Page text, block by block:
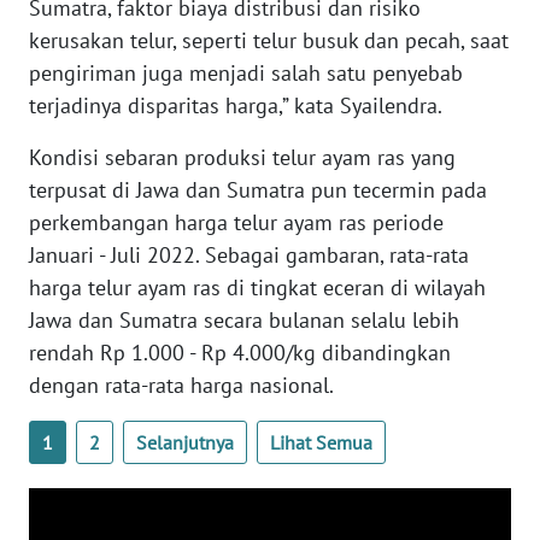
Sumatra, faktor biaya distribusi dan risiko
kerusakan telur, seperti telur busuk dan pecah, saat
pengiriman juga menjadi salah satu penyebab
terjadinya disparitas harga,” kata Syailendra.
Kondisi sebaran produksi telur ayam ras yang
terpusat di Jawa dan Sumatra pun tecermin pada
perkembangan harga telur ayam ras periode
Januari - Juli 2022. Sebagai gambaran, rata-rata
harga telur ayam ras di tingkat eceran di wilayah
Jawa dan Sumatra secara bulanan selalu lebih
rendah Rp 1.000 - Rp 4.000/kg dibandingkan
dengan rata-rata harga nasional.
1 2 Selanjutnya Lihat Semua
KALTARA
WN
KALSEL
WN
KALTIM
SULSEL
WN
GORONTALO